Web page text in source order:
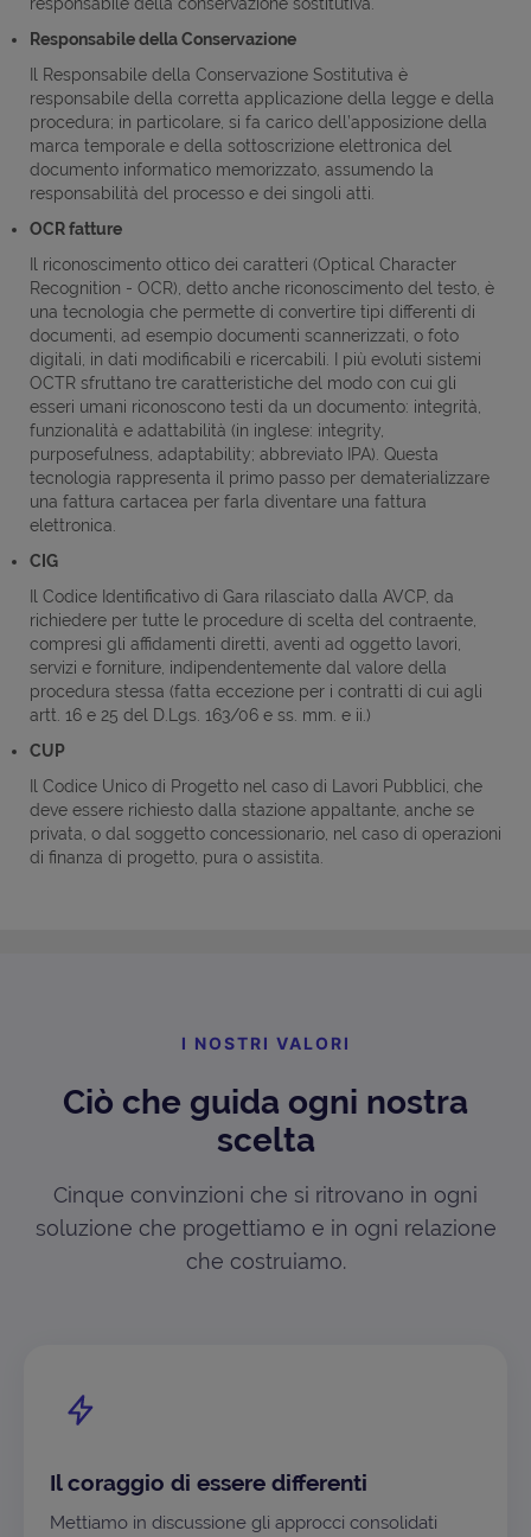
Responsabile della Conservazione
Il Responsabile della Conservazione Sostitutiva è
responsabile della corretta applicazione della legge e della
procedura; in particolare, si fa carico dell’apposizione della
marca temporale e della sottoscrizione elettronica del
documento informatico memorizzato, assumendo la
responsabilità del processo e dei singoli atti.
OCR fatture
Il riconoscimento ottico dei caratteri (Optical Character
Recognition - OCR), detto anche riconoscimento del testo, è
una tecnologia che permette di convertire tipi differenti di
documenti, ad esempio documenti scannerizzati, o foto
digitali, in dati modificabili e ricercabili. I più evoluti sistemi
OCTR sfruttano tre caratteristiche del modo con cui gli
esseri umani riconoscono testi da un documento: integrità,
funzionalità e adattabilità (in inglese: integrity,
purposefulness, adaptability; abbreviato IPA). Questa
tecnologia rappresenta il primo passo per dematerializzare
una fattura cartacea per farla diventare una fattura
elettronica.
CIG
Il Codice Identificativo di Gara rilasciato dalla AVCP, da
richiedere per tutte le procedure di scelta del contraente,
compresi gli affidamenti diretti, aventi ad oggetto lavori,
servizi e forniture, indipendentemente dal valore della
procedura stessa (fatta eccezione per i contratti di cui agli
artt. 16 e 25 del D.Lgs. 163/06 e ss. mm. e ii.)
CUP
Il Codice Unico di Progetto nel caso di Lavori Pubblici, che
deve essere richiesto dalla stazione appaltante, anche se
privata, o dal soggetto concessionario, nel caso di operazioni
di finanza di progetto, pura o assistita.
I NOSTRI VALORI
Ciò che guida ogni nostra
scelta
Cinque convinzioni che si ritrovano in ogni
soluzione che progettiamo e in ogni relazione
che costruiamo.
Il coraggio di essere differenti
Mettiamo in discussione gli approcci consolidati